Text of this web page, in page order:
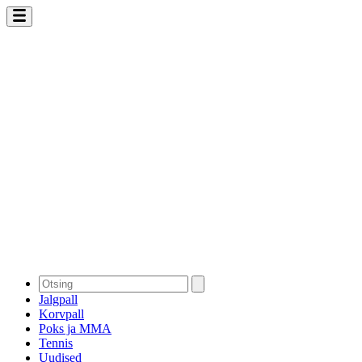
Jalgpall
Korvpall
Poks ja MMA
Tennis
Uudised